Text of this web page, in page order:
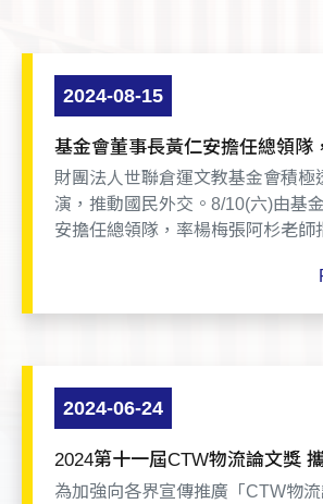
2024-08-15
基金會董事長黃仁安擔任總領隊
本熊本交流演出
財團法人世聯倉運文教基金會積極
演，推動國民外交。8/10(六)由基
安擔任總領隊，率楊梅張阿杉老師
參與「第一回日台親善音樂會」演
2024-06-24
2024第十一屆CTW物流論文獎
強推廣 盼今年更多優質論文參選
為加強向各界宣傳推廣「CTW物流